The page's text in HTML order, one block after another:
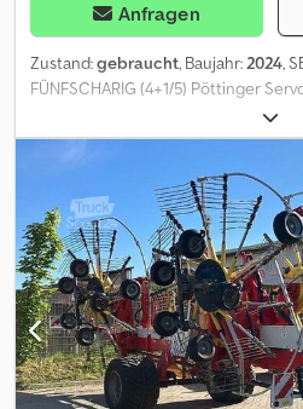
Anfragen
Zustand:gebraucht, Baujahr:2024,
FÜNFSCHARIG (4+1/5) Pöttinger
scharig durchgängig - Rahmenhöhe
cm - Anbauachse Kat. III -
Rahmeneinschwenkzylinder
WWS - Schar 18" Wendemeißel
Anlagenschoner hinten -
(Scheibensechtype auswählen) -
gefedert lang - Schwenkausleger
Transportpendelrad vorgezogen 780
mechanisch - Konsole VTPR